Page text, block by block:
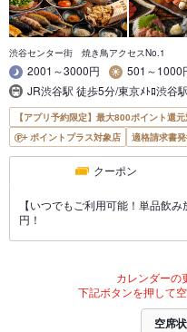
渋谷センター街 焼き鳥アクセスNo.1
2001～3000円
501～1000
JR渋谷駅 徒歩5分/東京ﾒﾄﾛ渋谷
【アプリ予約限定】最大800ポイント還
ポイントプラス対象店
適格請求書
クーポン
【いつでもご利用可能！単品飲
円！
カレンダーの
下記ボタンを押して
空席